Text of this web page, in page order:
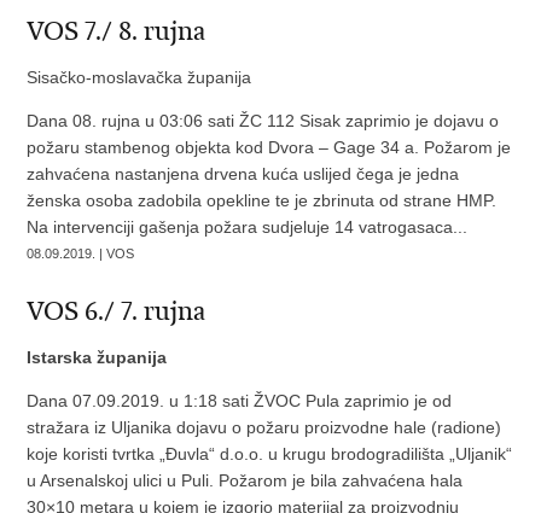
VOS 7./ 8. rujna
Sisačko-moslavačka županija
Dana 08. rujna u 03:06 sati ŽC 112 Sisak zaprimio je dojavu o
požaru stambenog objekta kod Dvora – Gage 34 a. Požarom je
zahvaćena nastanjena drvena kuća uslijed čega je jedna
ženska osoba zadobila opekline te je zbrinuta od strane HMP.
Na intervenciji gašenja požara sudjeluje 14 vatrogasaca...
08.09.2019. | VOS
VOS 6./ 7. rujna
Istarska županija
Dana 07.09.2019. u 1:18 sati ŽVOC Pula zaprimio je od
stražara iz Uljanika dojavu o požaru proizvodne hale (radione)
koje koristi tvrtka „Đuvla“ d.o.o. u krugu brodogradilišta „Uljanik“
u Arsenalskoj ulici u Puli. Požarom je bila zahvaćena hala
30×10 metara u kojem je izgorio materijal za proizvodnju